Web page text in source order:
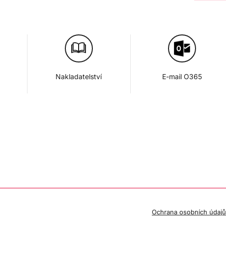
Nakladatelství E-mail O365
Ochrana osobních údajů